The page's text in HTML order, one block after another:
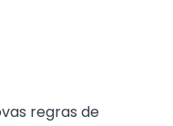
regras de